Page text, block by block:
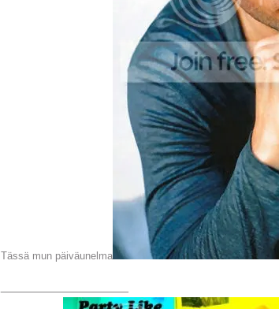
Tässä mun päiväunelma